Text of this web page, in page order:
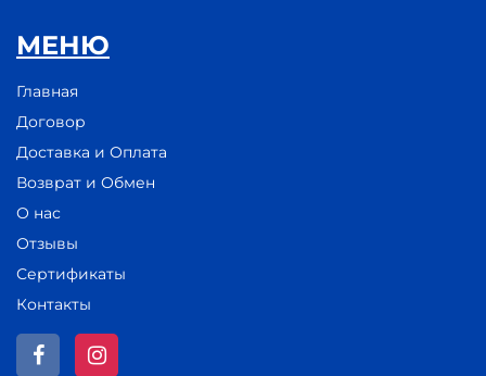
МЕНЮ
Главная
Договор
Доставка и Оплата
Возврат и Обмен
О нас
Отзывы
Сертификаты
Контакты